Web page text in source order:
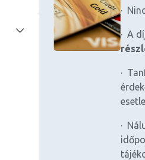
·
· A
·
·